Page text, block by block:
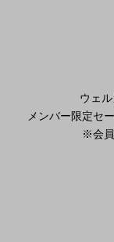
ウェ
メンバー限定セ
※会